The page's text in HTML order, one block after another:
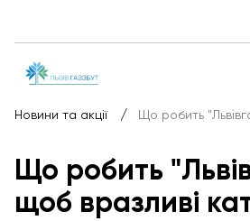
Новини та акції / Що робить
Що робить
щоб вразливі